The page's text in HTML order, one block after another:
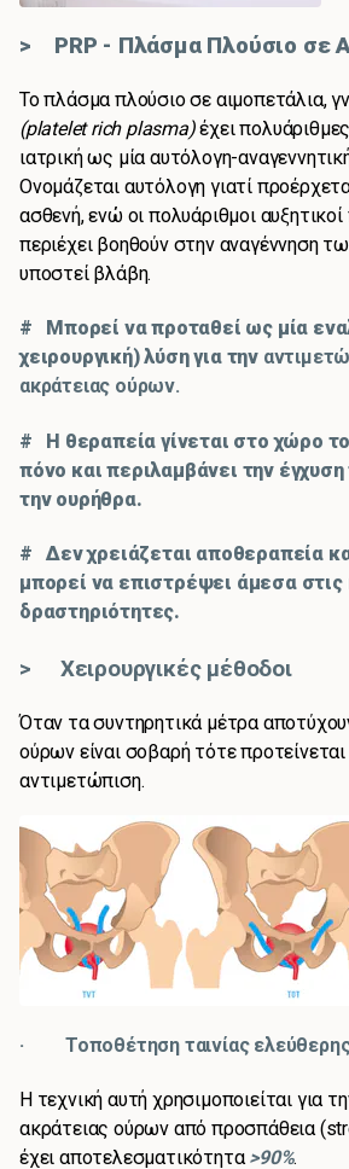
> PRP - Πλάσμα Πλούσιο σε
Το πλάσμα πλούσιο σε αιμοπετάλια,
(platelet rich plasma)έχει
ιατρική ως μία αυτόλογη-
Ονομάζεται αυτόλογη γιατί
ασθενή, ενώ οι πολυάριθμοι
περιέχει βοηθούν στην αναγέννηση
υποστεί βλάβη.
# Μπορεί να προταθεί ως μία
χειρουργική) λύση για την
ακράτειας ούρων.
# Η θεραπεία γίνεται στο χώρο
πόνο και περιλαμβάνει την
την ουρήθρα.
# Δεν χρειάζεται αποθεραπεία
μπορεί να επιστρέψει άμεσα στις
δραστηριότητες.
> Χειρουργικές μέθοδοι
Όταν τα συντηρητικά μέτρα
ούρων είναι σοβαρή τότε προτείνεται
αντιμετώπιση.
· Τοποθέτηση ταινίας
Η τεχνική αυτή χρησιμοποιείται για
ακράτειας ούρων από προσπάθεια
έχει αποτελεσματικότητα>90%.